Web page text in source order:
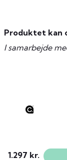
Produktet kan
I samarbejde
1.297 kr.